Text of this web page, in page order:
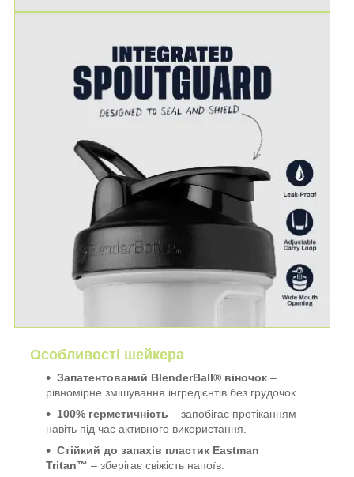
Особливості шейкера
Запатентований BlenderBall® віночок –
рівномірне змішування інгредієнтів без грудочок.
100% герметичність – запобігає протіканням
навіть під час активного використання.
Стійкий до запахів пластик Eastman
Tritan™ – зберігає свіжість напоїв.